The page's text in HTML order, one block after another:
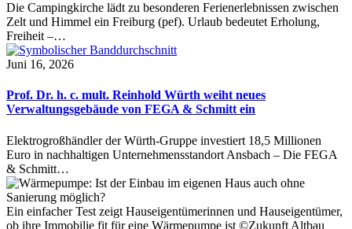
Die Campingkirche lädt zu besonderen Ferienerlebnissen zwischen
Zelt und Himmel ein Freiburg (pef). Urlaub bedeutet Erholung,
Freiheit –…
Juni 16, 2026
Prof. Dr. h. c. mult. Reinhold Würth weiht neues
Verwaltungsgebäude von FEGA & Schmitt ein
Elektrogroßhändler der Würth-Gruppe investiert 18,5 Millionen
Euro in nachhaltigen Unternehmensstandort Ansbach – Die FEGA
& Schmitt…
Ein einfacher Test zeigt Hauseigentümerinnen und Hauseigentümer,
ob ihre Immobilie fit für eine Wärmepumpe ist ©Zukunft Altbau